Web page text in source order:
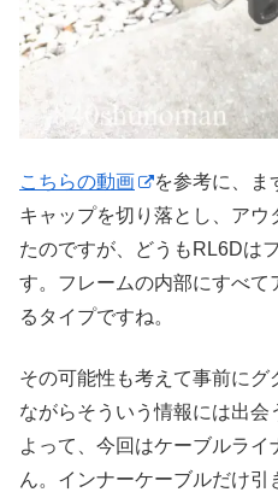
こちらの動画
を参考に、ま
キャップを切り落とし、ア
たのですが、どうもRL6Dは
す。フレームの内部にすべ
るタイプですね。
その可能性も考えて事前に
ながらそういう情報には出会
よって、今回はケーブルラ
ん。インナーケーブルだけ